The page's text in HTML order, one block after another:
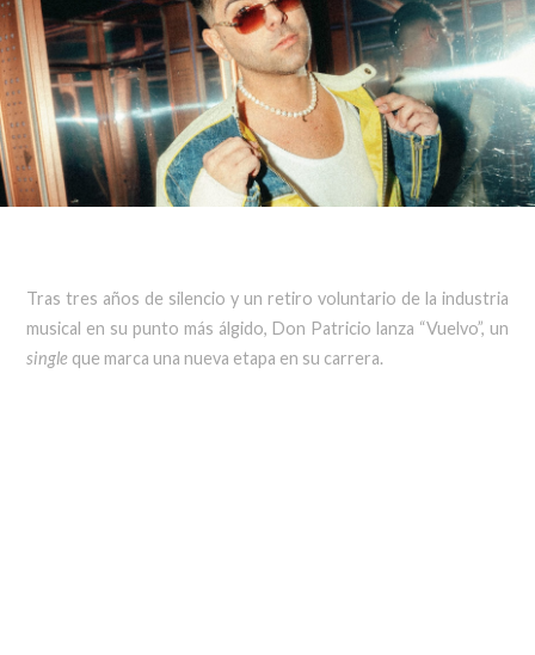
Tras tres años de silencio y un retiro voluntario de la industria
musical en su punto más álgido, Don Patricio lanza “Vuelvo”, un
single que marca una nueva etapa en su carrera.